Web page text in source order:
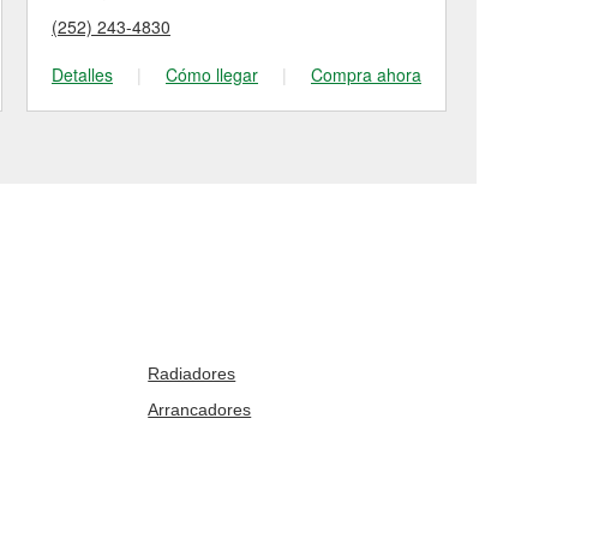
(252) 243-4830
Detalles
| Cómo llegar | Compra ahora
Radiadores
Arrancadores